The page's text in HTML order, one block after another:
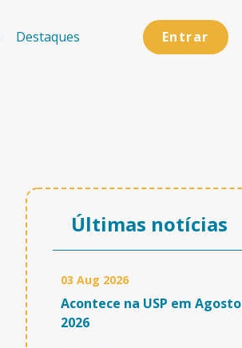
Destaques Entrar
Últimas notícias
03 Aug 2026
Acontece na USP em Agosto
2026